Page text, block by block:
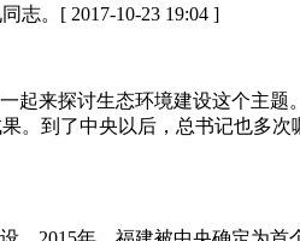
志。[ 2017-10-23 19:04 ]
来探讨生态环境建设这个主
。到了中央以后，总书记也多